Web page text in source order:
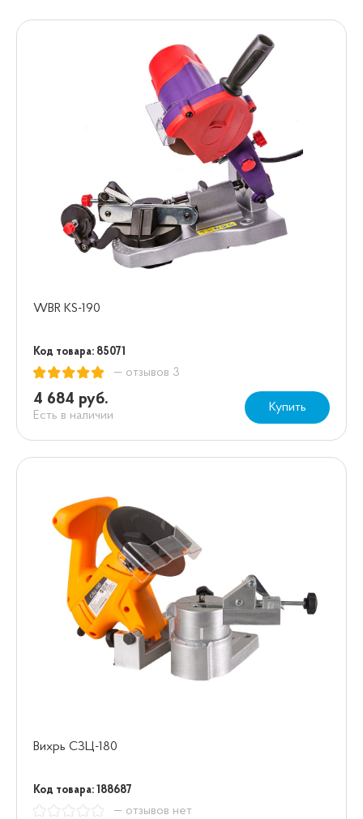
WBR KS-190
Код товара: 85071
— отзывов 3
4 684 руб.
Есть в наличии
Купить
Вихрь СЗЦ-180
Код товара: 188687
— отзывов нет